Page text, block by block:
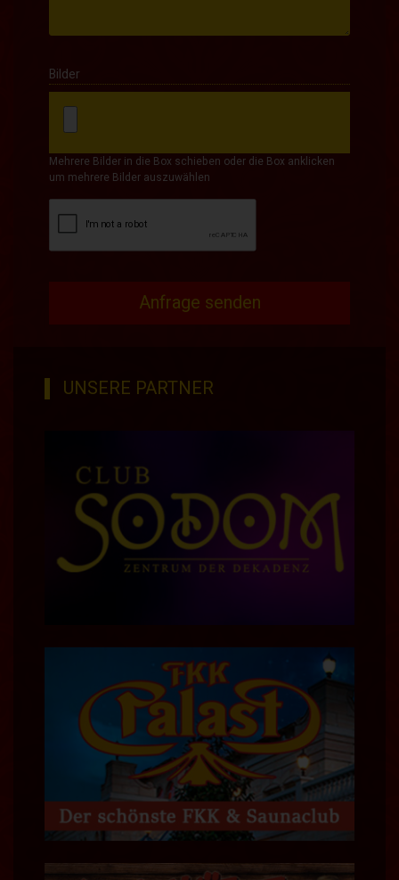
Bilder
Mehrere Bilder in die Box schieben oder die Box anklicken
um mehrere Bilder auszuwählen
Anfrage senden
UNSERE PARTNER